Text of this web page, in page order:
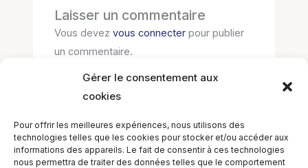
Gérer le consentement aux
cookies
Pour offrir les meilleures expériences, nous utilisons des
technologies telles que les cookies pour stocker et/ou accéder aux
informations des appareils. Le fait de consentir à ces technologies
nous permettra de traiter des données telles que le comportement
Laisser un commentaire
Vous devezvous connecter pour publier
un commentaire.